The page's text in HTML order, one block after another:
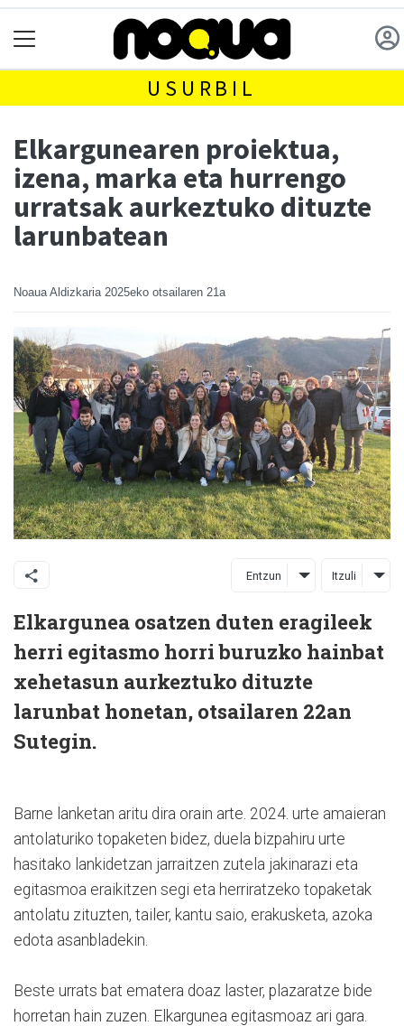
USURBIL
Elkargunearen proiektua,
izena, marka eta hurrengo
urratsak aurkeztuko dituzte
larunbatean
Noaua Aldizkaria 2025eko otsailaren 21a
Entzun Itzuli
Elkargunea osatzen duten eragileek
herri egitasmo horri buruzko hainbat
xehetasun aurkeztuko dituzte
larunbat honetan, otsailaren 22an
Sutegin.
Barne lanketan aritu dira orain arte. 2024. urte amaieran
antolaturiko topaketen bidez, duela bizpahiru urte
hasitako lankidetzan jarraitzen zutela jakinarazi eta
egitasmoa eraikitzen segi eta herriratzeko topaketak
antolatu zituzten, tailer, kantu saio, erakusketa, azoka
edota asanbladekin.
Beste urrats bat ematera doaz laster, plazaratze bide
horretan hain zuzen. Elkargunea egitasmoaz ari gara.